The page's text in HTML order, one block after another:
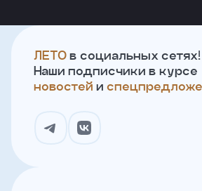
ЛЕТО в социальных сетях!
Наши подписчики в курсе
новостей и